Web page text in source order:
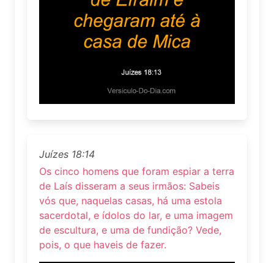
Juízes 18:14
Os cinco homens que foram espiar a terra
de Laís disseram a seus irmãos: Sabeis
vós que, naquelas casas, há uma estola
sacerdotal, e ídolos do lar, e uma imagem
de escultura, e uma de fundição? Vede,
pois, o que haveis de fazer.